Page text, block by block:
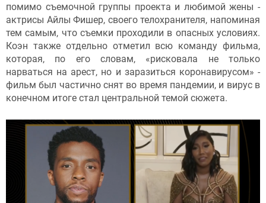
помимо съемочной группы проекта и любимой жены -
актрисы Айлы Фишер, своего телохранителя, напоминая
тем самым, что съемки проходили в опасных условиях.
Коэн также отдельно отметил всю команду фильма,
которая, по его словам, «рисковала не только
нарваться на арест, но и заразиться коронавирусом» -
фильм был частично снят во время пандемии, и вирус в
конечном итоге стал центральной темой сюжета.